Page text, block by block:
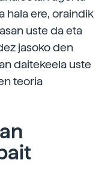
hala ere, oraindik
uste da eta
jasoko den
daitekeela uste
teoria